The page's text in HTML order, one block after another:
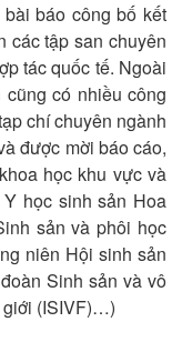
tâm hồn
báo công bố kết
các tập san chuyên
tác quốc tế. Ngoài
có nhiều công
chí chuyên ngành
được mời báo cáo,
học khu vực và
học sinh sản Hoa
sản và phôi học
niên Hội sinh sản
Sinh sản và vô
giới (ISIVF)…)